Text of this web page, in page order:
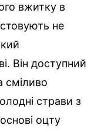
вжитку в
не
Він доступний
сміливо
страви з
оцту